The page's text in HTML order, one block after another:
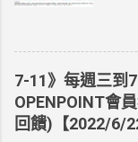
國
送
活動
卡：
送同
7-11》每週三到
OPENPOINT會
回饋)【2022/6/